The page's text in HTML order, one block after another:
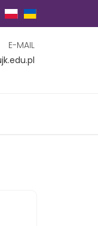
E-MAIL